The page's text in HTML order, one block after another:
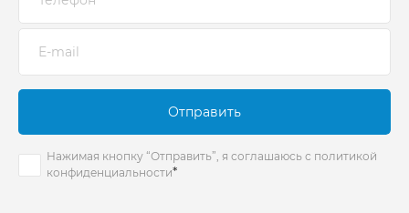
Отправить
Нажимая кнопку “Отправить”, я соглашаюсь с политикой
конфиденциальности*